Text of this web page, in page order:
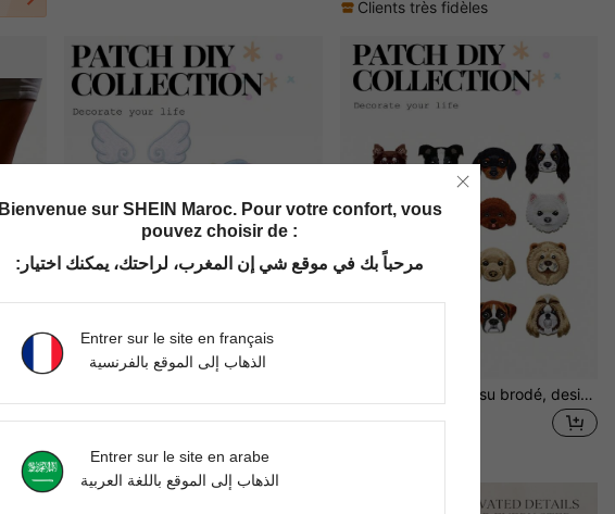
Clients très fidèles
DH94.00
1 pièce Patch en tissu brodé, design tête de chien mignon, décoration à repasser pour vêtements, sacs, convient pour l'école, l'été et autres occasions
DH95.00
Bienvenue sur SHEIN Maroc. Pour votre confort, vous
pouvez choisir de :
مرحباً بك في موقع شي إن المغرب، لراحتك، يمكنك اختيار:
Entrer sur le site en français
الذهاب إلى الموقع بالفرنسية
Entrer sur le site en arabe
الذهاب إلى الموقع باللغة العربية